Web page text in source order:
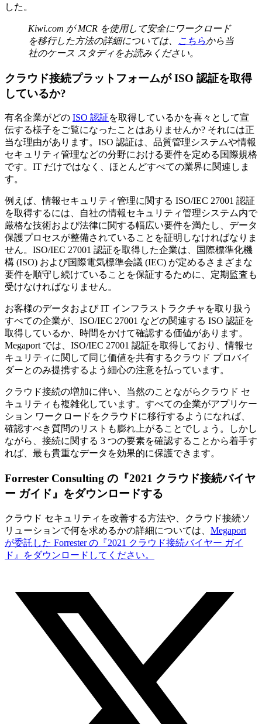
した。
Kiwi.com が MCR を使用して安全にワークロード
を移行した方法の詳細については、
こちら から当
社のケース スタディをお読みください。
クラウド接続プラットフォームが ISO 認証を取得
しているか?
有名企業がどの ISO 認証を取得しているかを喜々として宣
伝する様子をご覧になったことはありませんか? それには正
当な理由があります。ISO 認証は、品質管理システムや情報
セキュリティ管理などの分野における要件を定める国際規格
です。IT だけではなく、ほとんどすべての業界に関連しま
す。
例えば、情報セキュリティ管理に関する ISO/IEC 27001 認証
を取得するには、自社の情報セキュリティ管理システム内で
厳格な技術および法律に関する幅広い要件を満たし、データ
保護プロセスが整備されていることを証明しなければなりま
せん。ISO/IEC 27001 認証を取得した企業は、国際標準化機
構 (ISO) および国際電気標準会議 (IEC) が定めるさまざまな
要件を順守し続けていることを保証するために、定期監査も
受けなければなりません。
お客様のデータおよび IT インフラストラクチャを取り扱う
すべての企業が、ISO/IEC 27001 などの関連する ISO 認証を
取得しているか、時間をかけて確認する価値があります。
Megaport では、ISO/IEC 27001 認証を取得しており、情報セ
キュリティに関して同じ価値を共有するクラウド プロバイ
ダーとのみ提携するよう細心の注意を払っています。
クラウド接続の増加に伴い、当然のことながらクラウド セ
キュリティも複雑化しています。すべての企業がアプリケー
ション ワークロードをクラウドに移行するようになれば、
確認すべき質問のリストも膨れ上がることでしょう。しかし
ながら、接続に関する 3 つの要素を確認することから着手す
れば、最も貴重なデータを効果的に保護できます。
Forrester Consulting の『2021 クラウド接続バイヤ
ー ガイド』をダウンロードする
クラウド セキュリティを改善する方法や、クラウド接続ソ
リューションで何を求めるかの詳細については、 Megaport
が委託した Forrester の『2021 クラウド接続バイヤー ガイ
ド』をダウンロードしてください。